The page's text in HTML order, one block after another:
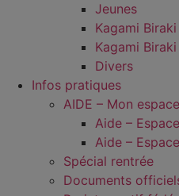
Jeunes
Kagami
Kagami
Divers
Infos pratiques
AIDE – Mon
Aide –
Aide –
Spécial rentrée
Documents